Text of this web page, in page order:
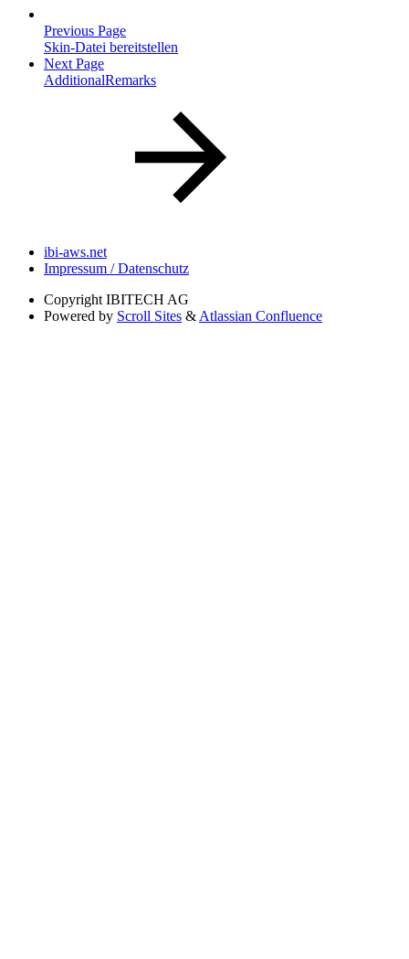
Previous Page
Skin-Datei bereitstellen
Next Page
AdditionalRemarks
ibi-aws.net
Impressum / Datenschutz
Copyright IBITECH AG
Powered by Scroll Sites & Atlassian Confluence